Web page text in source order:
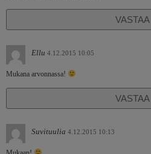
VASTAA
Ellu 4.12.2015 10:05
Mukana arvonnassa!
VASTAA
Suvituulia 4.12.2015 10:13